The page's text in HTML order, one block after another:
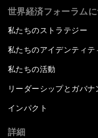
世界経済フォーラム
私たちのストラテジー
私たちのアイデンティテ
私たちの活動
リーダーシップとガバナ
インパクト
詳細